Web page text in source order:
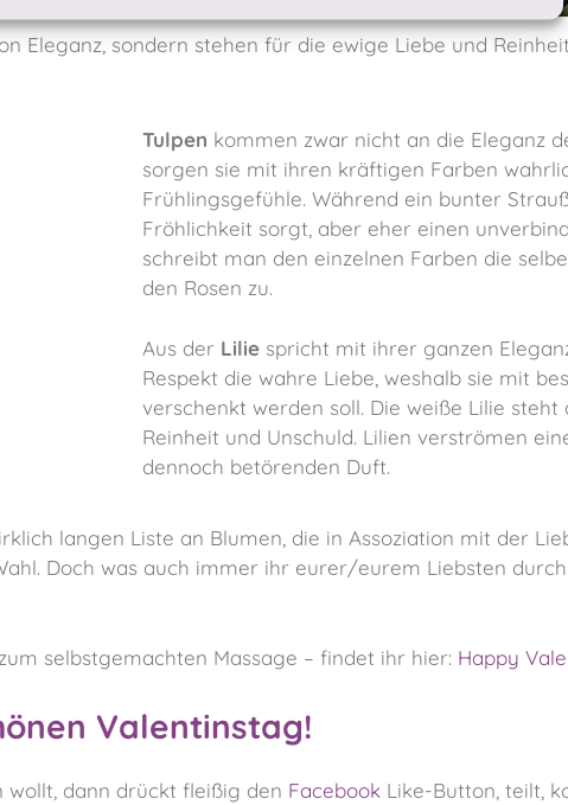
Eleganz, sondern stehen für die ewige Liebe und
Tulpen kommen zwar nicht an die Eleganz
sorgen sie mit ihren kräftigen Farben
Frühlingsgefühle. Während ein bunter
Fröhlichkeit sorgt, aber eher einen
schreibt man den einzelnen Farben die
den Rosen zu.
Aus der Lilie spricht mit ihrer ganzen
Respekt die wahre Liebe, weshalb sie mit
verschenkt werden soll. Die weiße Lilie
Reinheit und Unschuld. Lilien verströmen
dennoch betörenden Duft.
langen Liste an Blumen, die in Assoziation mit der
Doch was auch immer ihr eurer/eurem Liebsten
selbstgemachten Massage – findet ihr hier: Happy
Valentinstag!
wollt, dann drückt fleißig den Facebook Like-Button, teilt,